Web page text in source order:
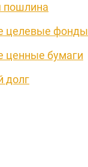
пошлина
целевые фонды
ценные бумаги
долг